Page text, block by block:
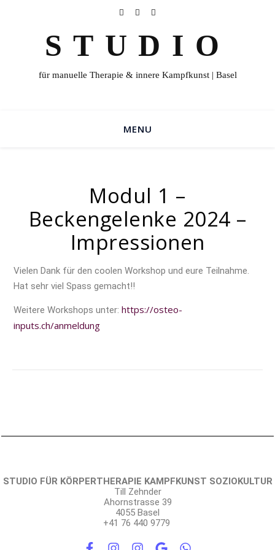
STUDIO
für manuelle Therapie & innere Kampfkunst | Basel
MENU
Modul 1 –
Beckengelenke 2024 –
Impressionen
Vielen Dank für den coolen Workshop und eure Teilnahme.
Hat sehr viel Spass gemacht!!
Weitere Workshops unter: https://osteo-
inputs.ch/anmeldung
STUDIO FÜR KÖRPERTHERAPIE KAMPFKUNST SOZIOKULTUR
Till Zehnder
Ahornstrasse 39
4055 Basel
+41 76 440 9779